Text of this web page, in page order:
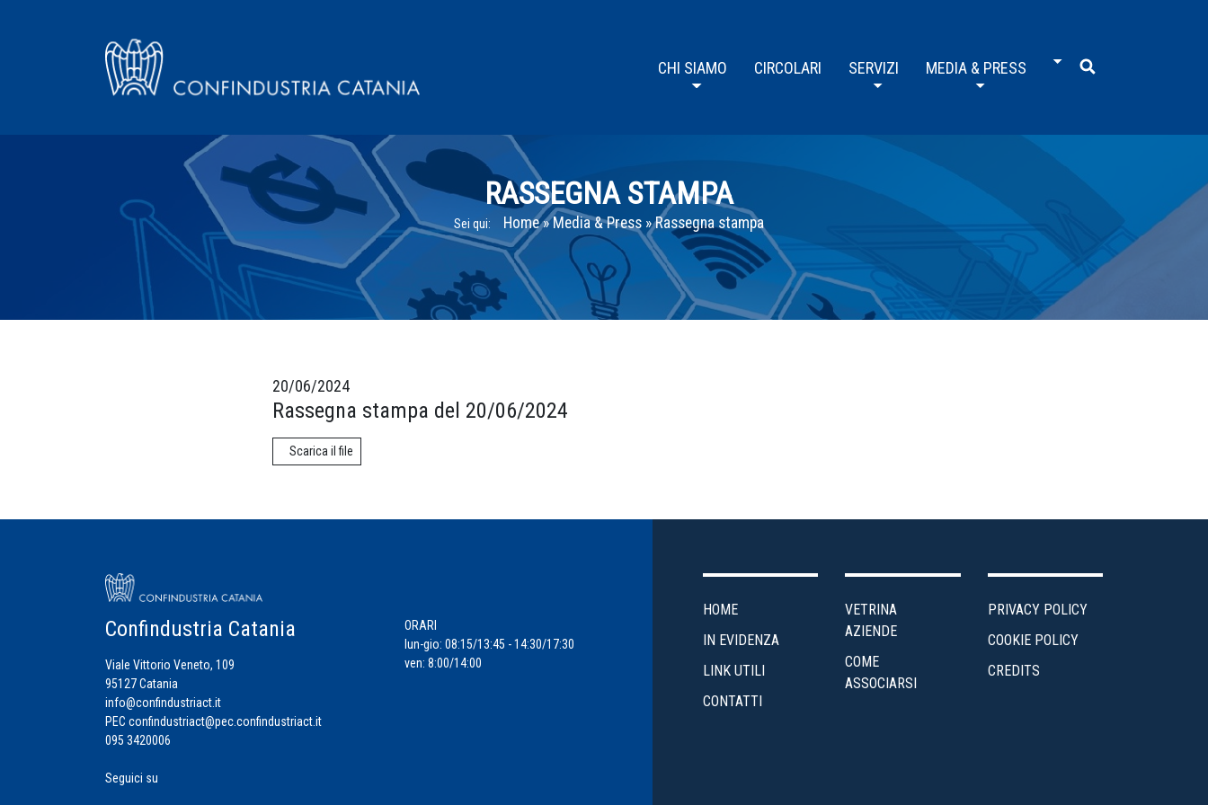
CHI SIAMO CIRCOLARI SERVIZI MEDIA & PRESS
RASSEGNA STAMPA
Sei qui: Home»Media & Press»Rassegna stampa
20/06/2024
Rassegna stampa del 20/06/2024
Scarica il file
Confindustria Catania
Viale Vittorio Veneto, 109
95127 Catania
info@confindustriact.it
PEC confindustriact@pec.confindustriact.it
095 3420006
ORARI
lun-gio: 08:15/13:45 - 14:30/17:30
ven: 8:00/14:00
Seguici su
HOME
IN EVIDENZA
LINK UTILI
CONTATTI
VETRINA
AZIENDE
COME
ASSOCIARSI
PRIVACY POLICY
COOKIE POLICY
CREDITS